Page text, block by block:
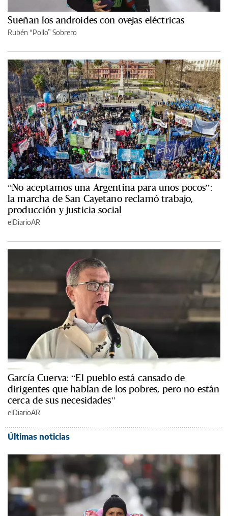
Sueñan los androides con ovejas eléctricas
Rubén “Pollo” Sobrero
“No aceptamos una Argentina para unos pocos”:
la marcha de San Cayetano reclamó trabajo,
producción y justicia social
elDiarioAR
García Cuerva: “El pueblo está cansado de
dirigentes que hablan de los pobres, pero no están
cerca de sus necesidades”
elDiarioAR
Últimas noticias